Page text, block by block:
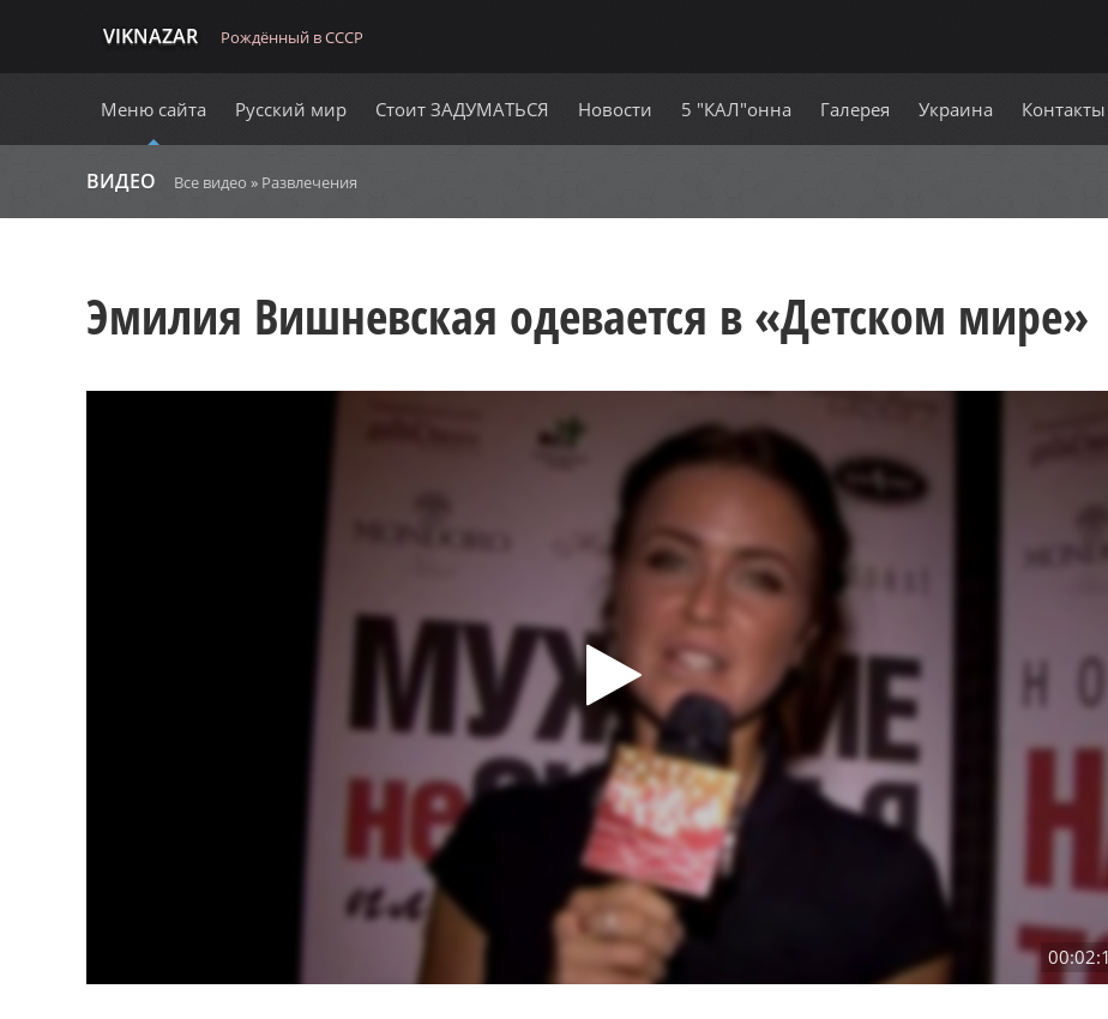
VIKNAZAR Рождённый в СССР
Меню сайта Русский мир Стоит ЗАДУМАТЬСЯ Новости 5 "КАЛ"онна Галерея Украина Контакты
ВИДЕО Все видео » Развлечения
Эмилия Вишневская одевается в «Детском мире»